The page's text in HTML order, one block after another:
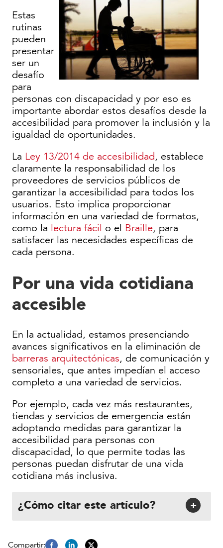
Estas
rutinas
pueden
presentar
ser un
desafío
para
personas con discapacidad y por eso es
importante abordar estos desafíos desde la
accesibilidad para promover la inclusión y la
igualdad de oportunidades.
La Ley 13/2014 de accesibilidad, establece
claramente la responsabilidad de los
proveedores de servicios públicos de
garantizar la accesibilidad para todos los
usuarios. Esto implica proporcionar
información en una variedad de formatos,
como la lectura fácil o el Braille, para
satisfacer las necesidades específicas de
cada persona.
Por una vida cotidiana
accesible
En la actualidad, estamos presenciando
avances significativos en la eliminación de
barreras arquitectónicas, de comunicación y
sensoriales, que antes impedían el acceso
completo a una variedad de servicios.
Por ejemplo, cada vez más restaurantes,
tiendas y servicios de emergencia están
adoptando medidas para garantizar la
accesibilidad para personas con
discapacidad, lo que permite todas las
personas puedan disfrutar de una vida
cotidiana más inclusiva.
¿Cómo citar este artículo? +